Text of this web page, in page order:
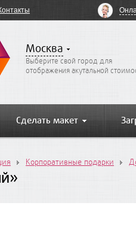
Москва
Выберите свой город для
отображения акутальной
Сделать макет
Корпоративные подарки